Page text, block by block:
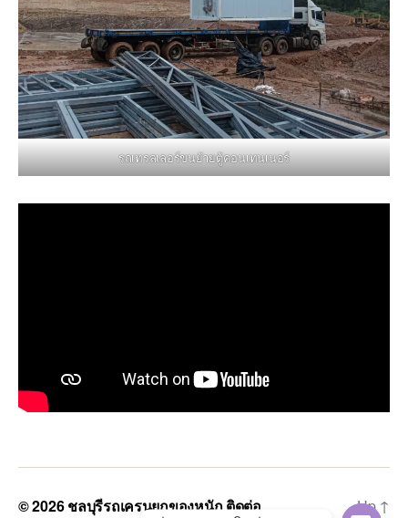
รถเทรลเลอร์ขนย้ายตู้คอนเทนเนอร์
© 2026ชลบุรีรถเครนยกของหนัก ติดต่อ
Up↑